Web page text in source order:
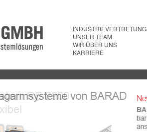
INDUSTRIEVERTRETUNG
UNSER TEAM
WIR ÜBER UNS
KARRIERE